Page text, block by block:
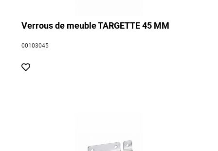
Verrous de meuble TARGETTE 45 MM
00103045